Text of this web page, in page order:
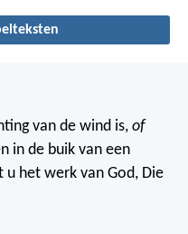
van de wind is, of
in de buik van een
u het werk van God, Die